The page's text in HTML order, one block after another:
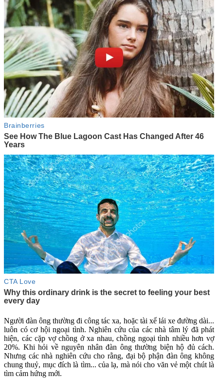
Người đàn ông thường đi công tác xa, hoặc tài xế lái xe đường dài...
luôn có cơ hội ngoại tình. Nghiên cứu của các nhà tâm lý đã phát
hiện, các cặp vợ chồng ở xa nhau, chồng ngoại tình nhiều hơn vợ
20%. Khi hỏi về nguyên nhân đàn ông thường biện hộ đủ cách.
Nhưng các nhà nghiên cứu cho rằng, đại bộ phận đàn ông không
chung thuỷ, mục đích là tìm... của lạ, mà nói cho văn vẻ một chút là
tìm cảm hứng mới.